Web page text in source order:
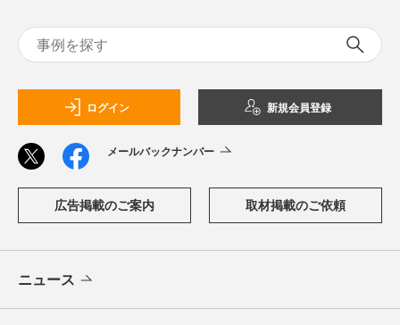
ログイン 新規会員登録
メールバックナンバー
広告掲載のご案内 取材掲載のご依頼
ニュース